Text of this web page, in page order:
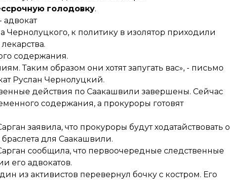
голодовку.
адвокат
Чернолуцкого, к политику в изолятор приходили
содержания.
Таким образом они хотят запугать вас», - письмо
Руслан Чернолуцкий.
действия по Саакашвили завершены. Сейчас
содержания, а прокуроры готовят
заявила, что прокуроры будут ходатайствовать о
для Саакашвили.
сообщила, что первоочередные следственные
его адвокатов.
из активистов перевернул бочку с костром. Его